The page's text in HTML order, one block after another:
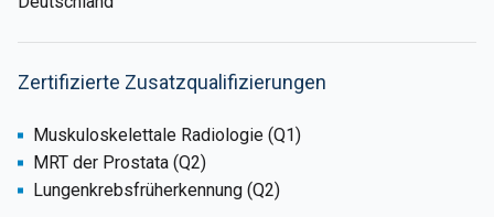
Zertifizierte Zusatzqualifizierungen
Muskuloskelettale Radiologie (Q1)
MRT der Prostata (Q2)
Lungenkrebsfrüherkennung (Q2)